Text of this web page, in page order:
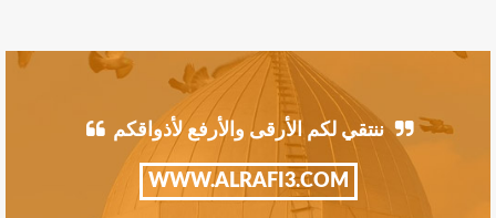
ننتقي لكم الأرقى والأرفع لأذواقكم
WWW.ALRAFI3.COM